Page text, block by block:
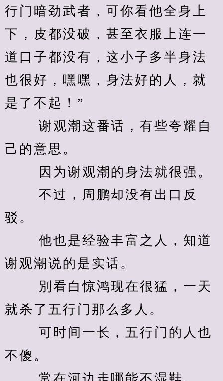
行门暗劲武者，可你看他全身上
下，皮都没破，甚至衣服上连一
道口子都没有，这小子多半身法
也很好，嘿嘿，身法好的人，就
是了不起！”
谢观潮这番话，有些夸耀自
己的意思。
因为谢观潮的身法就很强。
不过，周鹏却没有出口反
驳。
他也是经验丰富之人，知道
谢观潮说的是实话。
別看白惊鸿现在很猛，一天
就杀了五行门那么多人。
可时间一长，五行门的人也
不傻。